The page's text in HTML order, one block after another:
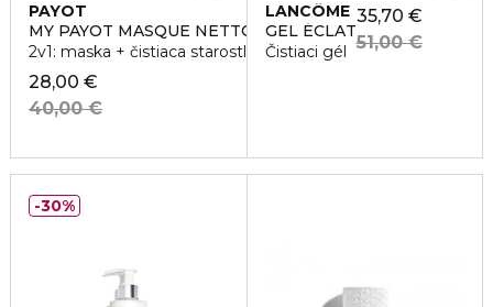
PAYOT
MY PAYOT MASQUE NETTOYANT ÉCLAT
2v1: maska + čistiaca starostlivosť pre rozjasnenie pleti
28,00 €
40,00 €
LANCÔME
GEL ÉCLAT
Čistiaci gél
35,70 €
51,00 €
30%